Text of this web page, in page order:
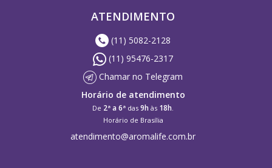
ATENDIMENTO
(11) 5082-2128
(11) 95476-2317
Chamar no Telegram
Horário de atendimento
De 2ª a 6ª das 9h às 18h
Horário de Brasília
atendimento@aromalife.com.br